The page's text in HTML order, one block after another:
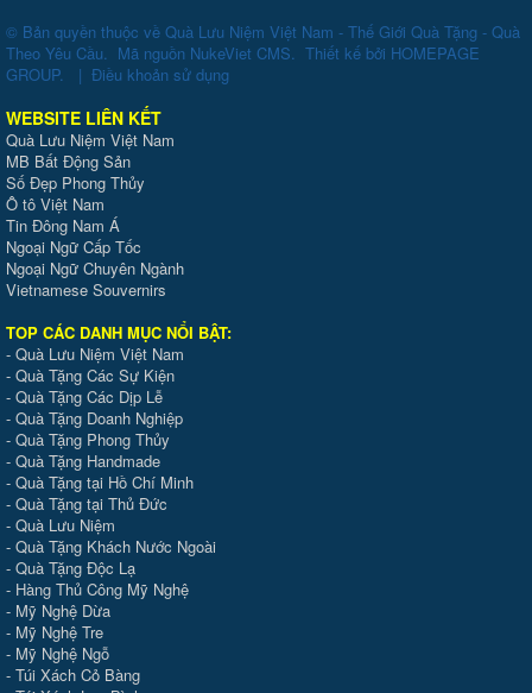
© Bản quyền thuộc về Quà Lưu Niệm Việt Nam - Thế Giới Quà Tặng - Quà
Theo Yêu Cầu. Mã nguồn NukeViet CMS. Thiết kế bởi HOMEPAGE
GROUP. | Điều khoản sử dụng
WEBSITE LIÊN KẾT
Quà Lưu Niệm Việt Nam
MB Bất Động Sản
Số Đẹp Phong Thủy
Ô tô Việt Nam
Tin Đông Nam Á
Ngoại Ngữ Cấp Tốc
Ngoại Ngữ Chuyên Ngành
Vietnamese Souvernirs
TOP CÁC DANH MỤC NỔI BẬT:
- Quà Lưu Niệm Việt Nam
- Quà Tặng Các Sự Kiện
- Quà Tặng Các Dịp Lễ
- Quà Tặng Doanh Nghiệp
- Quà Tặng Phong Thủy
- Quà Tặng Handmade
- Quà Tặng tại Hồ Chí Minh
- Quà Tặng tại Thủ Đức
- Quà Lưu Niệm
- Quà Tặng Khách Nước Ngoài
- Quà Tặng Độc Lạ
- Hàng Thủ Công Mỹ Nghệ
- Mỹ Nghệ Dừa
- Mỹ Nghệ Tre
- Mỹ Nghệ Ngỗ
- Túi Xách Cỏ Bàng